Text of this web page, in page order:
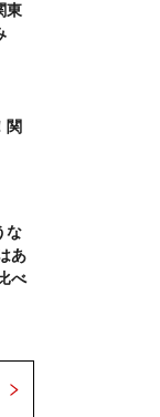
東
関
な
あ
べ